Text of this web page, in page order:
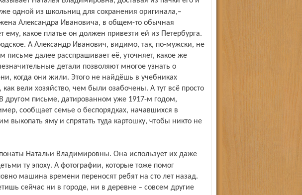
одной из школьниц для сохранения оригинала,–
Александра Ивановича, в общем-то обычная
ему, какое платье он должен привезти ей из Петербурга.
А Александр Иванович, видимо, так, по-мужски, не
письме далее расспрашивает её, уточняет, какое же
детали позволяют многое узнать о
когда они жили. Этого не найдёшь в учебниках
вели хозяйство, чем были озабочены. А тут всё просто
другом письме, датированном уже 1917-м годом,
сообщает семье о беспорядках, начавшихся в
выкопать яму и спрятать туда картошку, чтобы никто не
ту эпоху. А фотографии, которые тоже помог
машина времени переносят ребят на сто лет назад.
сейчас ни в городе, ни в деревне – совсем другие